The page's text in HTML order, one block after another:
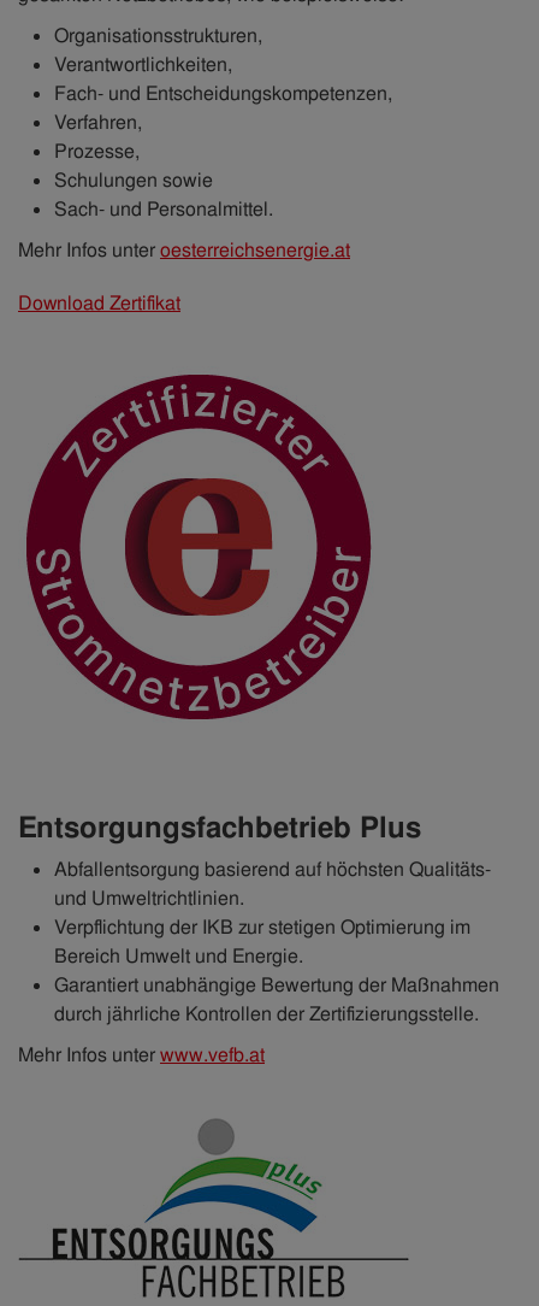
Organisationsstrukturen,
Verantwortlichkeiten,
Fach- und Entscheidungskompetenzen,
Verfahren,
Prozesse,
Schulungen sowie
Sach- und Personalmittel.
Mehr Infos unteroesterreichsenergie.at
Download Zertifikat
Entsorgungsfachbetrieb Plus
Abfallentsorgung basierend auf höchsten Qualitäts-
und Umweltrichtlinien.
Verpflichtung der IKB zur stetigen Optimierung im
Bereich Umwelt und Energie.
Garantiert unabhängige Bewertung der Maßnahmen
durch jährliche Kontrollen der Zertifizierungsstelle.
Mehr Infos unterwww.vefb.at